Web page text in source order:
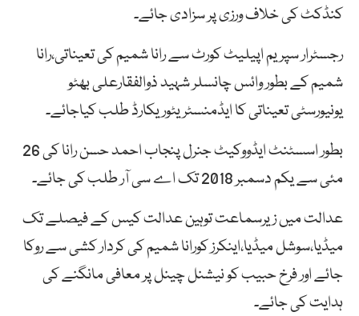
کنڈکٹ کی خلاف ورزی پر سزادی جائے۔
رجسٹرار سپریم اپیلیٹ کورٹ سے رانا شمیم کی تعیناتی،رانا
شمیم کے بطور وائس چانسلر شہید ذوالفقارعلی بھٹو
یونیورسٹی تعیناتی کا ایڈمنسٹریٹوریکارڈ طلب کیاجائے۔
بطور اسسٹنٹ ایڈووکیٹ جنرل پنجاب احمد حسن رانا کی 26
مئی سے یکم دسمبر 2018 تک اے سی آر طلب کی جائے۔
عدالت میں زیرسماعت توہین عدالت کیس کے فیصلے تک
میڈیا،سوشل میڈیا،اینکرز کورانا شمیم کی کردار کشی سے روکا
جائے اور فرخ حبیب کو نیشنل چینل پر معافی مانگنے کی
ہدایت کی جائے۔